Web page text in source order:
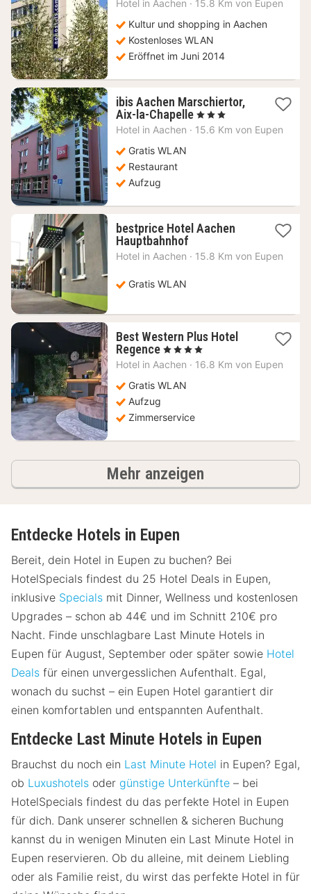
80,21
Hotel in Aachen · 15.8 Km von Eupen
Kultur und shopping in Aachen
Kostenloses WLAN
Eröffnet im Juni 2014
ibis Aachen Marschiertor,
Aix-la-Chapelle 1
Nacht
, 3 Sterne
Hotel in Aachen · 15.6 Km von Eupen
Gratis WLAN
Restaurant
Aufzug
bestprice Hotel Aachen
Hauptbahnhof1
Nacht
Hotel in Aachen · 15.8 Km von Eupen
Gratis WLAN
Best Western Plus Hotel
Regence 1
Nacht
96,26
, 4 Sterne
Hotel in Aachen · 16.8 Km von Eupen
Gratis WLAN
Aufzug
Zimmerservice
Mehr anzeigen
Entdecke Hotels in Eupen
Bereit, dein Hotel in Eupen zu buchen? Bei
HotelSpecials findest du 25 Hotel Deals in Eupen,
inklusive Specials mit Dinner, Wellness und kostenlosen
Upgrades – schon ab 44€ und im Schnitt 210€ pro
Nacht. Finde unschlagbare Last Minute Hotels in
Eupen für August, September oder später sowie Hotel
Deals für einen unvergesslichen Aufenthalt. Egal,
wonach du suchst – ein Eupen Hotel garantiert dir
einen komfortablen und entspannten Aufenthalt.
Entdecke Last Minute Hotels in Eupen
Brauchst du noch ein Last Minute Hotel in Eupen? Egal,
ob Luxushotels oder günstige Unterkünfte – bei
HotelSpecials findest du das perfekte Hotel in Eupen
für dich. Dank unserer schnellen & sicheren Buchung
kannst du in wenigen Minuten ein Last Minute Hotel in
Eupen reservieren. Ob du alleine, mit deinem Liebling
oder als Familie reist, du wirst das perfekte Hotel in für